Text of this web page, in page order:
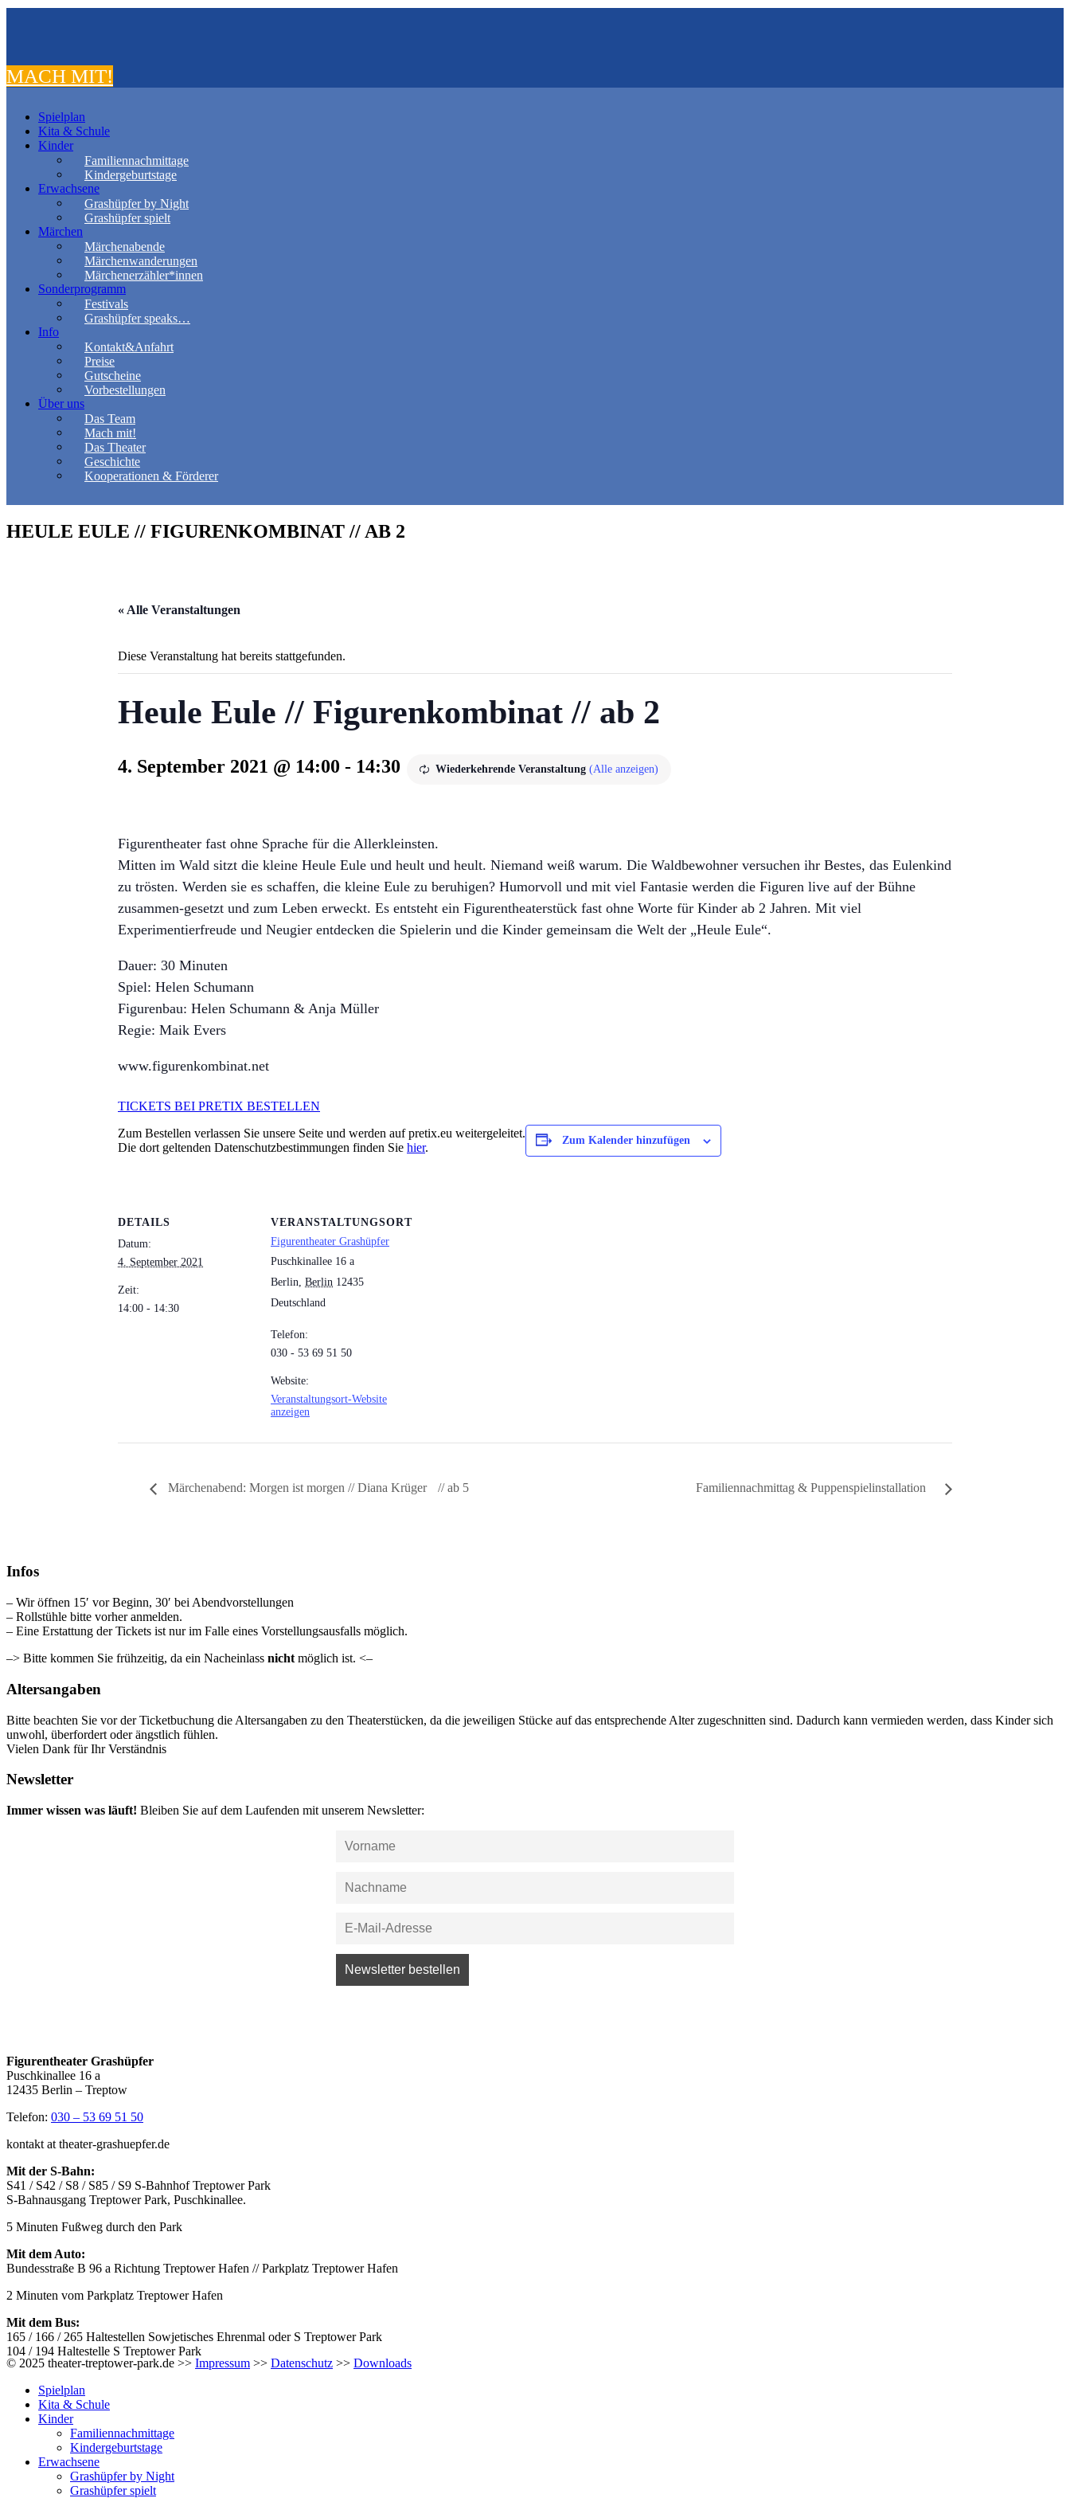
MACH MIT!
Spielplan
Kita & Schule
Kinder
Familiennachmittage
Kindergeburtstage
Erwachsene
Grashüpfer by Night
Grashüpfer spielt
Märchen
Märchenabende
Märchenwanderungen
Märchenerzähler*innen
Sonderprogramm
Festivals
Grashüpfer speaks…
Info
Kontakt&Anfahrt
Preise
Gutscheine
Vorbestellungen
Über uns
Das Team
Mach mit!
Das Theater
Geschichte
Kooperationen & Förderer
HEULE EULE // FIGURENKOMBINAT // AB 2
« Alle Veranstaltungen
Diese Veranstaltung hat bereits stattgefunden.
Heule Eule // Figurenkombinat // ab 2
4. September 2021 @ 14:00 - 14:30 Wiederkehrende Veranstaltung (Alle anzeigen)
Figurentheater fast ohne Sprache für die Allerkleinsten.
Mitten im Wald sitzt die kleine Heule Eule und heult und heult. Niemand weiß warum. Die Waldbewohner versuchen ihr Bestes, das Eulenkind
zu trösten. Werden sie es schaffen, die kleine Eule zu beruhigen? Humorvoll und mit viel Fantasie werden die Figuren live auf der Bühne
zusammen-gesetzt und zum Leben erweckt. Es entsteht ein Figurentheaterstück fast ohne Worte für Kinder ab 2 Jahren. Mit viel
Experimentierfreude und Neugier entdecken die Spielerin und die Kinder gemeinsam die Welt der „Heule Eule“.
Dauer: 30 Minuten
Spiel: Helen Schumann
Figurenbau: Helen Schumann & Anja Müller
Regie: Maik Evers
www.figurenkombinat.net
TICKETS BEI PRETIX BESTELLEN
Zum Bestellen verlassen Sie unsere Seite und werden auf pretix.eu weitergeleitet.
Die dort geltenden Datenschutzbestimmungen finden Sie hier.
Zum Kalender hinzufügen
DETAILS
Datum:
4. September 2021
Zeit:
14:00 - 14:30
VERANSTALTUNGSORT
Figurentheater Grashüpfer
Puschkinallee 16 a
Berlin, Berlin 12435
Deutschland
Telefon:
030 - 53 69 51 50
Website:
Veranstaltungsort-Website
anzeigen
Märchenabend: Morgen ist morgen // Diana Krüger // ab 5 Familiennachmittag & Puppenspielinstallation
Infos
– Wir öffnen 15′ vor Beginn, 30′ bei Abendvorstellungen
– Rollstühle bitte vorher anmelden.
– Eine Erstattung der Tickets ist nur im Falle eines Vorstellungsausfalls möglich.
–> Bitte kommen Sie frühzeitig, da ein Nacheinlass nicht möglich ist. <–
Altersangaben
Bitte beachten Sie vor der Ticketbuchung die Altersangaben zu den Theaterstücken, da die jeweiligen Stücke auf das entsprechende Alter zugeschnitten sind. Dadurch kann vermieden werden, dass Kinder sich
unwohl, überfordert oder ängstlich fühlen.
Vielen Dank für Ihr Verständnis
Newsletter
Immer wissen was läuft! Bleiben Sie auf dem Laufenden mit unserem Newsletter:
Figurentheater Grashüpfer
Puschkinallee 16 a
12435 Berlin – Treptow
Telefon: 030 – 53 69 51 50
kontakt at theater-grashuepfer.de
Mit der S-Bahn:
S41 / S42 / S8 / S85 / S9 S-Bahnhof Treptower Park
S-Bahnausgang Treptower Park, Puschkinallee.
5 Minuten Fußweg durch den Park
Mit dem Auto:
Bundesstraße B 96 a Richtung Treptower Hafen // Parkplatz Treptower Hafen
2 Minuten vom Parkplatz Treptower Hafen
Mit dem Bus:
165 / 166 / 265 Haltestellen Sowjetisches Ehrenmal oder S Treptower Park
104 / 194 Haltestelle S Treptower Park
© 2025 theater-treptower-park.de >> Impressum >> Datenschutz >> Downloads
Spielplan
Kita & Schule
Kinder
Familiennachmittage
Kindergeburtstage
Erwachsene
Grashüpfer by Night
Grashüpfer spielt